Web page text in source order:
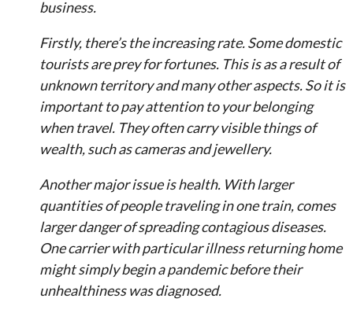
business.
Firstly, there’s the increasing rate. Some domestic
tourists are prey for fortunes. This is as a result of
unknown territory and many other aspects. So it is
important to pay attention to your belonging
when travel. They often carry visible things of
wealth, such as cameras and jewellery.
Another major issue is health. With larger
quantities of people traveling in one train, comes
larger danger of spreading contagious diseases.
One carrier with particular illness returning home
might simply begin a pandemic before their
unhealthiness was diagnosed.